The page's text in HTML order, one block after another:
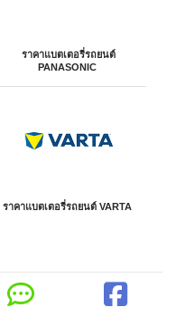
ราคาแบตเตอรี่รถยนต์
PANASONIC
ราคาแบตเตอรี่รถยนต์ VARTA